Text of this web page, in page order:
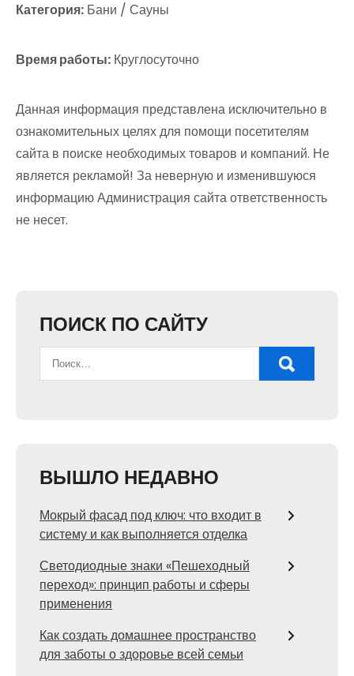
Категория: Бани / Сауны
Время работы: Круглосуточно
Данная информация представлена исключительно в
ознакомительных целях для помощи посетителям
сайта в поиске необходимых товаров и компаний. Не
является рекламой! За неверную и изменившуюся
информацию Администрация сайта ответственность
не несет.
ПОИСК ПО САЙТУ
ВЫШЛО НЕДАВНО
Мокрый фасад под ключ: что входит в
систему и как выполняется отделка
Светодиодные знаки «Пешеходный
переход»: принцип работы и сферы
применения
Как создать домашнее пространство
для заботы о здоровье всей семьи